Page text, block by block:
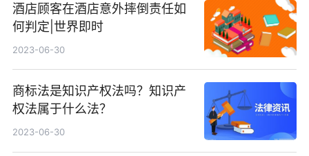
酒店顾客在酒店意外摔倒责任如
何判定|世界即时
2023-06-30
商标法是知识产权法吗？知识产
权法属于什么法？
2023-06-30